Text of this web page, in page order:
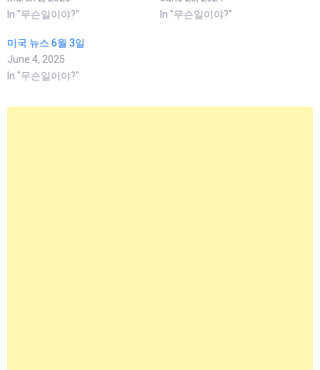
In "무슨일이야?"
In "무슨일이야?"
미국 뉴스 6월 3일
June 4, 2025
In "무슨일이야?"